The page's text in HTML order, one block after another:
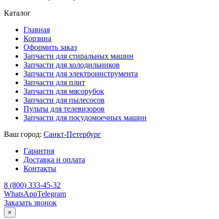
Каталог
Главная
Корзина
Оформить заказ
Запчасти для стиральных машин
Запчасти для холодильников
Запчасти для электроинструмента
Запчасти для плит
Запчасти для мясорубок
Запчасти для пылесосов
Пульты для телевизоров
Запчасти для посудомоечных машин
Ваш город: Санкт-Петербург
Гарантия
Доставка и оплата
Контакты
8 (800) 333-45-32
WhatsAppTelegram
Заказать звонок
×